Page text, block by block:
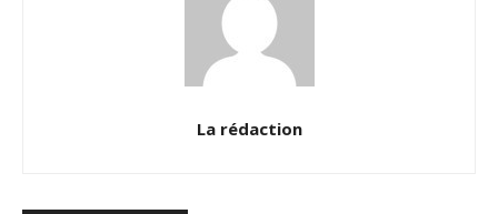
La rédaction